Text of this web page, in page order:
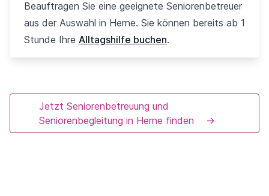
Beauftragen Sie eine geeignete Seniorenbetreuer
aus der Auswahl in Herne. Sie können bereits ab 1
Stunde Ihre Alltagshilfe buchen.
Jetzt Seniorenbetreuung und
Seniorenbegleitung in Herne finden
→